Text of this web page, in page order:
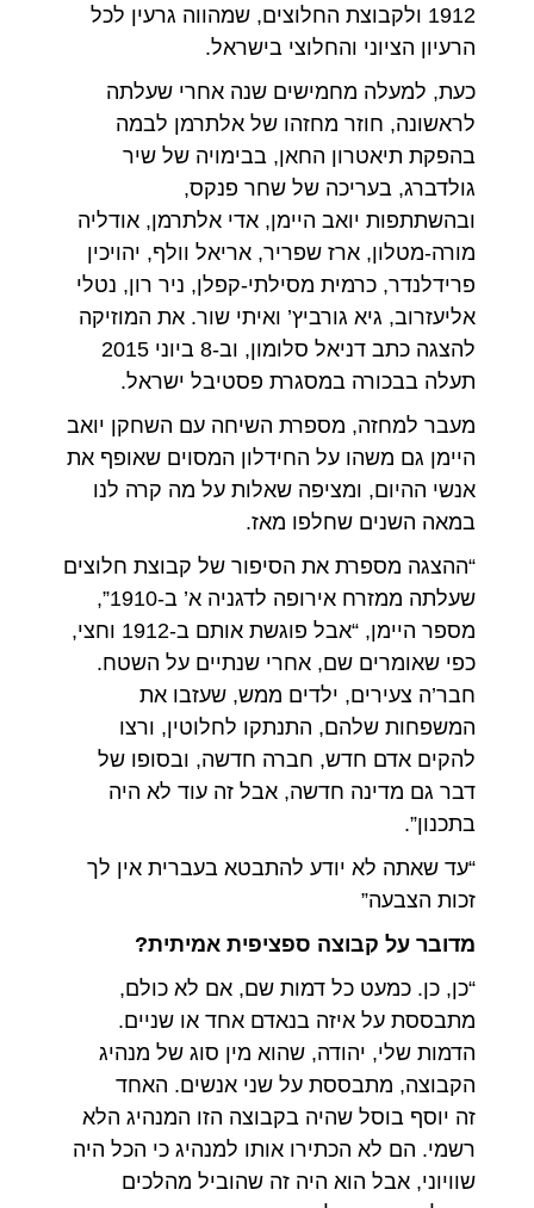
1912 ולקבוצת החלוצים, שמהווה גרעין לכל
הרעיון הציוני והחלוצי בישראל.
כעת, למעלה מחמישים שנה אחרי שעלתה
לראשונה, חוזר מחזהו של אלתרמן לבמה
בהפקת תיאטרון החאן, בבימויה של שיר
גולדברג, בעריכה של שחר פנקס,
ובהשתתפות יואב היימן, אדי אלתרמן, אודליה
מורה-מטלון, ארז שפריר, אריאל וולף, יהויכין
פרידלנדר, כרמית מסילתי-קפלן, ניר רון, נטלי
אליעזרוב, גיא גורביץ’ ואיתי שור. את המוזיקה
להצגה כתב דניאל סלומון, וב-8 ביוני 2015
תעלה בבכורה במסגרת פסטיבל ישראל.
מעבר למחזה, מספרת השיחה עם השחקן יואב
היימן גם משהו על החידלון המסוים שאופף את
אנשי ההיום, ומציפה שאלות על מה קרה לנו
במאה השנים שחלפו מאז.
“ההצגה מספרת את הסיפור של קבוצת חלוצים
שעלתה ממזרח אירופה לדגניה א’ ב-1910”,
מספר היימן, “אבל פוגשת אותם ב-1912 וחצי,
כפי שאומרים שם, אחרי שנתיים על השטח.
חבר’ה צעירים, ילדים ממש, שעזבו את
המשפחות שלהם, התנתקו לחלוטין, ורצו
להקים אדם חדש, חברה חדשה, ובסופו של
דבר גם מדינה חדשה, אבל זה עוד לא היה
בתכנון”.
“עד שאתה לא יודע להתבטא בעברית אין לך
זכות הצבעה”
מדובר על קבוצה ספציפית אמיתית?
“כן, כן. כמעט כל דמות שם, אם לא כולם,
מתבססת על איזה בנאדם אחד או שניים.
הדמות שלי, יהודה, שהוא מין סוג של מנהיג
הקבוצה, מתבססת על שני אנשים. האחד
זה יוסף בוסל שהיה בקבוצה הזו המנהיג הלא
רשמי. הם לא הכתירו אותו למנהיג כי הכל היה
שוויוני, אבל הוא היה זה שהוביל מהלכים